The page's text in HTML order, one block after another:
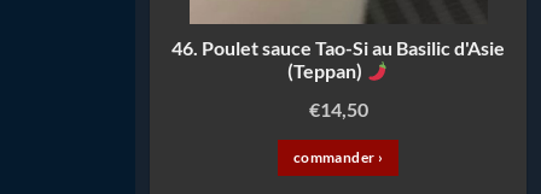
46. Poulet sauce Tao-Si au Basilic d'Asie
(Teppan)
€14,50
commander ›